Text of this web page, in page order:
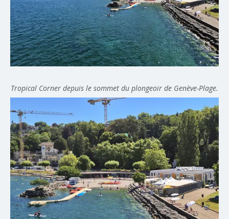
Tropical Corner depuis le sommet du plongeoir de Genève-Plage.